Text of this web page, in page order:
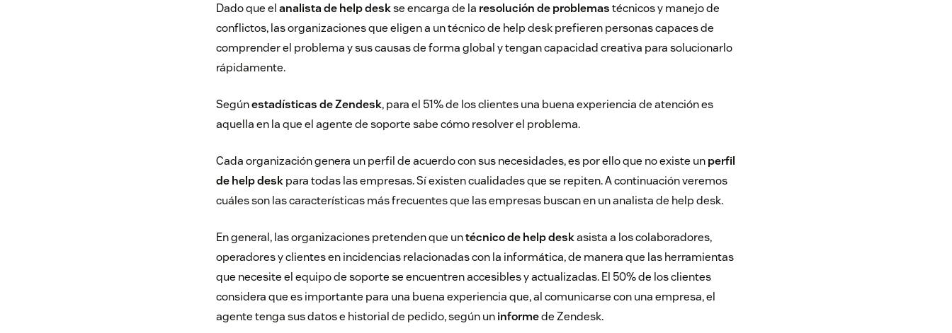
Dado que elanalista de help deskse encarga de la resolución de problemastécnicos y manejo de
conflictos, las organizaciones que eligen a un técnico de help desk prefieren personas capaces de
comprender el problema y sus causas de forma global y tengan capacidad creativa para solucionarlo
rápidamente.
Segúnestadísticas de Zendesk, para el 51% de los clientes una buena experiencia de atención es
aquella en la que el agente de soporte sabe cómo resolver el problema.
Cada organización genera un perfil de acuerdo con sus necesidades, es por ello que no existe unperfil
de help deskpara todas las empresas. Sí existen cualidades que se repiten. A continuación veremos
cuáles son las características más frecuentes que las empresas buscan en un analista de help desk.
En general, las organizaciones pretenden que untécnico de help deskasista a los colaboradores,
operadores y clientes en incidencias relacionadas con la informática, de manera que las herramientas
que necesite el equipo de soporte se encuentren accesibles y actualizadas. El 50% de los clientes
considera que es importante para una buena experiencia que, al comunicarse con una empresa, el
agente tenga sus datos e historial de pedido, según uninformede Zendesk.